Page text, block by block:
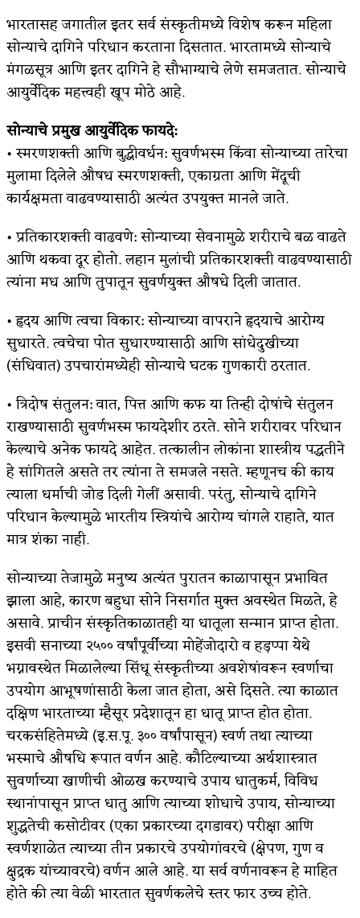
भारतासह जगातील इतर सर्व संस्कृतीमध्ये विशेष करून महिला
सोन्याचे दागिने परिधान करताना दिसतात. भारतामध्ये सोन्याचे
मंगळसूत्र आणि इतर दागिने हे सौभाग्याचे लेणे समजतात. सोन्याचे
आयुर्वेदिक महत्त्वही खूप मोठे आहे.
सोन्याचे प्रमुख आयुर्वेदिक फायदे:
• स्मरणशक्ती आणि बुद्धीवर्धन: सुवर्णभस्म किंवा सोन्याच्या तारेचा
मुलामा दिलेले औषध स्मरणशक्ती, एकाग्रता आणि मेंदूची
कार्यक्षमता वाढवण्यासाठी अत्यंत उपयुक्त मानले जाते.
• प्रतिकारशक्ती वाढवणे: सोन्याच्या सेवनामुळे शरीराचे बळ वाढते
आणि थकवा दूर होतो. लहान मुलांची प्रतिकारशक्ती वाढवण्यासाठी
त्यांना मध आणि तुपातून सुवर्णयुक्त औषधे दिली जातात.
• हृदय आणि त्वचा विकार: सोन्याच्या वापराने हृदयाचे आरोग्य
सुधारते. त्वचेचा पोत सुधारण्यासाठी आणि सांधेदुखीच्या
(संधिवात) उपचारांमध्येही सोन्याचे घटक गुणकारी ठरतात.
• त्रिदोष संतुलन: वात, पित्त आणि कफ या तिन्ही दोषांचे संतुलन
राखण्यासाठी सुवर्णभस्म फायदेशीर ठरते. सोने शरीरावर परिधान
केल्याचे अनेक फायदे आहेत. तत्कालीन लोकांना शास्त्रीय पद्धतीने
हे सांगितले असते तर त्यांना ते समजले नसते. म्हणूनच की काय
त्याला धर्माची जोड दिली गेलीं असावी. परंतु, सोन्याचे दागिने
परिधान केल्यामुळे भारतीय स्त्रियांचे आरोग्य चांगले राहाते, यात
मात्र शंका नाही.
सोन्याच्या तेजामुळे मनुष्य अत्यंत पुरातन काळापासून प्रभावित
झाला आहे, कारण बहुधा सोने निसर्गात मुक्त अवस्थेत मिळते, हे
असावे. प्राचीन संस्कृतिकाळातही या धातूला सन्मान प्राप्त होता.
इसवी सनाच्या २५०० वर्षांपूर्वीच्या मोहेंजोदारो व हड़प्पा येथे
भग्नावस्थेत मिळालेल्या सिंधू संस्कृतीच्या अवशेषांवरून स्वर्णाचा
उपयोग आभूषणांसाठी केला जात होता, असे दिसते. त्या काळात
दक्षिण भारताच्या म्हैसूर प्रदेशातून हा धातू प्राप्त होत होता.
चरकसंहितेमध्ये (इ.स.पू. ३०० वर्षांपासून) स्वर्ण तथा त्याच्या
भस्माचे औषधि रूपात वर्णन आहे. कौटिल्याच्या अर्थशास्त्रात
सुवर्णाच्या खाणीची ओळख करण्याचे उपाय धातुकर्म, विविध
स्थानांपासून प्राप्त धातु आणि त्याच्या शोधाचे उपाय, सोन्याच्या
शुद्धतेची कसोटीवर (एका प्रकारच्या दगडावर) परीक्षा आणि
स्वर्णशाळेत त्याच्या तीन प्रकारचे उपयोगांवरचे (क्षेपण, गुण व
क्षुद्रक यांच्यावरचे) वर्णन आले आहे. या सर्व वर्णनावरून हे माहित
होते की त्या वेळी भारतात सुवर्णकलेचे स्तर फार उच्च होते.